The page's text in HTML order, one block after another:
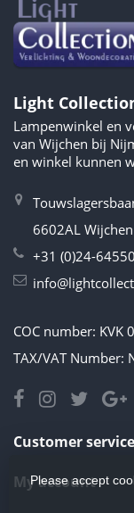
Light
Lampenwinkel en
van Wijchen bij
en winkel kunnen
6602AL Wijchen
+31 (0)24-
COC number: KVK
TAX/VAT Number:
Customer service
My account
Please accept